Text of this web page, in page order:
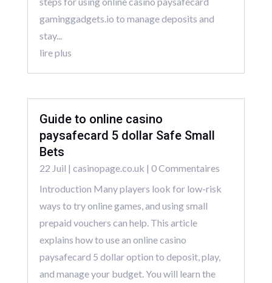
gaminggadgets.io to manage deposits and
stay...
lire plus
Guide to online casino
paysafecard 5 dollar Safe Small
Bets
22 Juil | casinopage.co.uk | 0 Commentaires
Introduction Many players look for low-risk
ways to try online games, and using small
prepaid vouchers can help. This article
explains how to use an online casino
paysafecard 5 dollar option to deposit, play,
and manage your budget. You will learn the